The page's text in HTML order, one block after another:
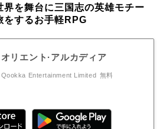
界を舞台に三国志の英雄モチー
をするお手軽RPG
オリエント·アルカディア
Qookka Entertainment Limited 無料